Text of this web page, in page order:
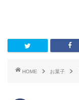
HOME お菓子